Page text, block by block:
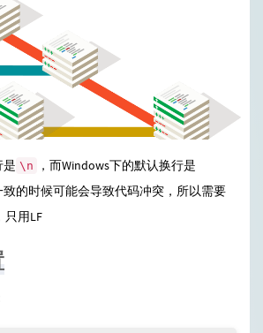
是 \n ，而Windows下的默认换行是
致的时候可能会导致代码冲突，所以需要
只用LF